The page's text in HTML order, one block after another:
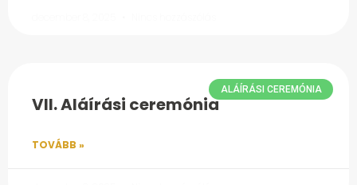
ALÁÍRÁSI CEREMÓNIA
VII. Aláírási ceremónia
TOVÁBB »